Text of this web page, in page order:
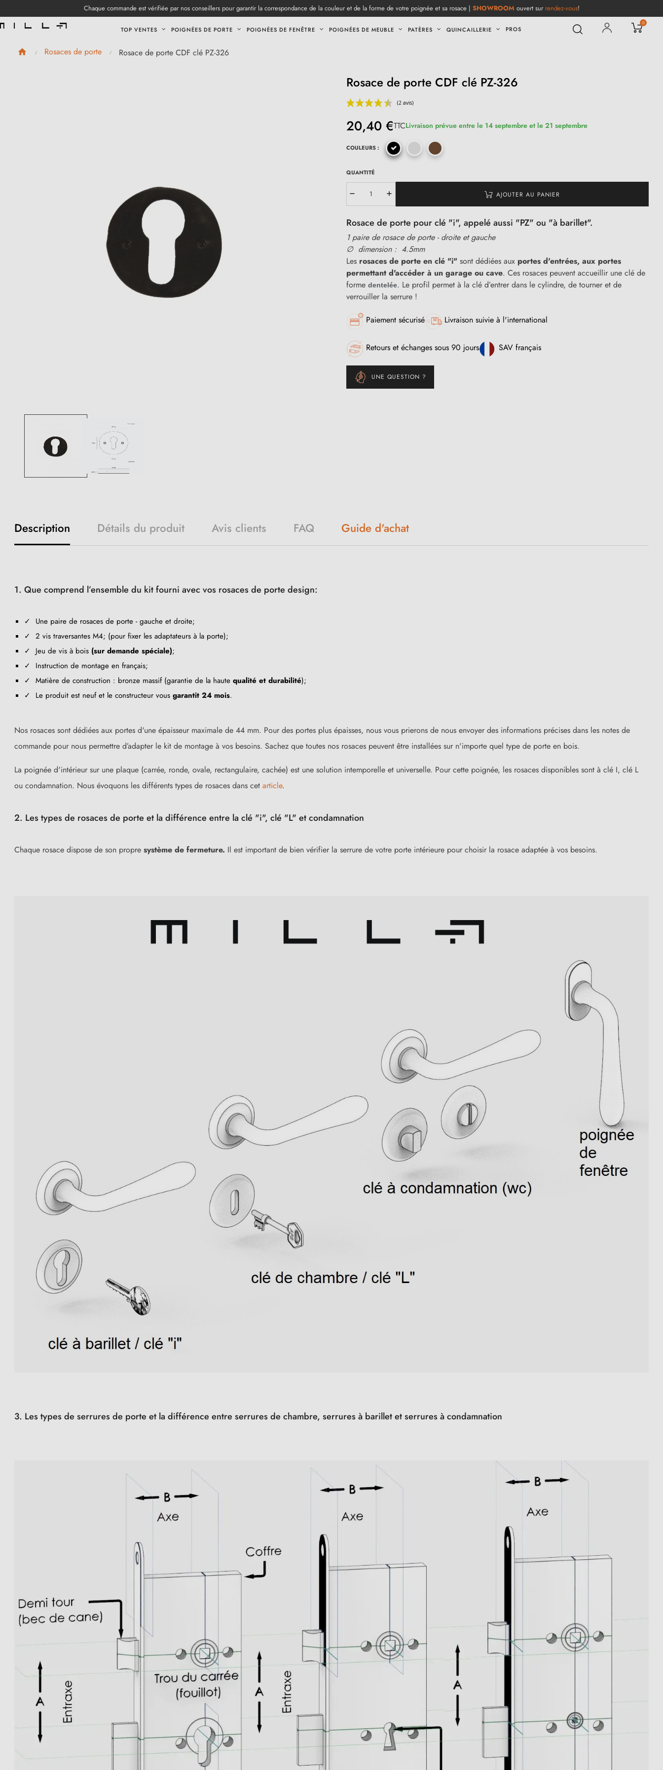
Chaque commande est vérifiée par nos conseillers pour garantir la correspondance de la couleur et de la forme de votre poignée et sa rosace | SHOWROOM ouvert sur rendez-vous!
TOP VENTES POIGNÉES DE PORTE POIGNÉES DE FENÊTRE POIGNÉES DE MEUBLE PATÈRES QUINCAILLERIE PROS
0
Rosaces de porte Rosace de porte CDF clé PZ-326
Rosace de porte CDF clé PZ-326
(2 avis)
20,40 €TTCLivraison prévue entre le 14 septembre et le 21 septembre
COULEURS :
QUANTITÉ
AJOUTER AU PANIER
Rosace de porte pour clé "i", appelé aussi "PZ" ou "à barillet".
1 paire de rosace de porte - droite et gauche
∅ dimension : 4.5mm
Les rosaces de porte en clé "i" sont dédiées aux portes d'entrées, aux portes
permettant d'accéder à un garage ou cave. Ces rosaces peuvent accueillir une clé de
forme dentelée. Le profil permet à la clé d’entrer dans le cylindre, de tourner et de
verrouiller la serrure !
Paiement sécurisé Livraison suivie à l'international
Retours et échanges sous 90 jours SAV français
UNE QUESTION ?
Description Détails du produit Avis clients FAQ Guide d'achat
1. Que comprend l’ensemble du kit fourni avec vos rosaces de porte design:
✓ Une paire de rosaces de porte - gauche et droite;
✓ 2 vis traversantes M4; (pour fixer les adaptateurs à la porte);
✓ Jeu de vis à bois (sur demande spéciale);
✓ Instruction de montage en français;
✓ Matière de construction : bronze massif (garantie de la haute qualité et durabilité);
✓ Le produit est neuf et le constructeur vous garantit 24 mois.
Nos rosaces sont dédiées aux portes d'une épaisseur maximale de 44 mm. Pour des portes plus épaisses, nous vous prierons de nous envoyer des informations précises dans les notes de
commande pour nous permettre d’adapter le kit de montage à vos besoins. Sachez que toutes nos rosaces peuvent être installées sur n'importe quel type de porte en bois.
La poignée d'intérieur sur une plaque (carrée, ronde, ovale, rectangulaire, cachée) est une solution intemporelle et universelle. Pour cette poignée, les rosaces disponibles sont à clé I, clé L
ou condamnation. Nous évoquons les différents types de rosaces dans cet article.
2. Les types de rosaces de porte et la différence entre la clé "i", clé "L" et condamnation
Chaque rosace dispose de son propre système de fermeture. Il est important de bien vérifier la serrure de votre porte intérieure pour choisir la rosace adaptée à vos besoins.
3. Les types de serrures de porte et la différence entre serrures de chambre, serrures à barillet et serrures à condamnation